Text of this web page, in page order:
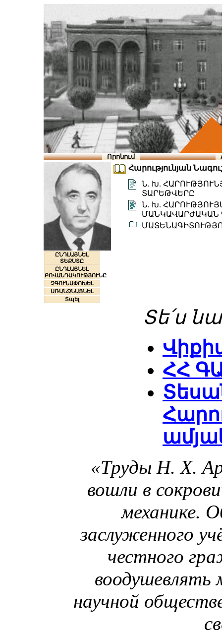
Որոնում
ԸՆԴԼԱՅՆԵԼ
ՏԵՔՍՏԸ
ԸՆԴԼԱՅՆԵԼ
ԲՈՎԱՆԴԱԿՈՒԹՅՈՒՆԸ
ՉԳՈՒՆԱՓՈԽԵԼ
ԱՌԱՆՁՆԱՑՆԵԼ
Տպել
Հարությունյան
Ն. Խ.
ՏԱՐԵԹՎԵՐԸ
Ն. Խ.
ՄԱՆԿԱՎԱՐԺԱԿԱՆ
Տե՛ս
ՀՀ
«Труды Н. Х.
вошли в
механике.
заслуженного
честного
воодушевлять
научной